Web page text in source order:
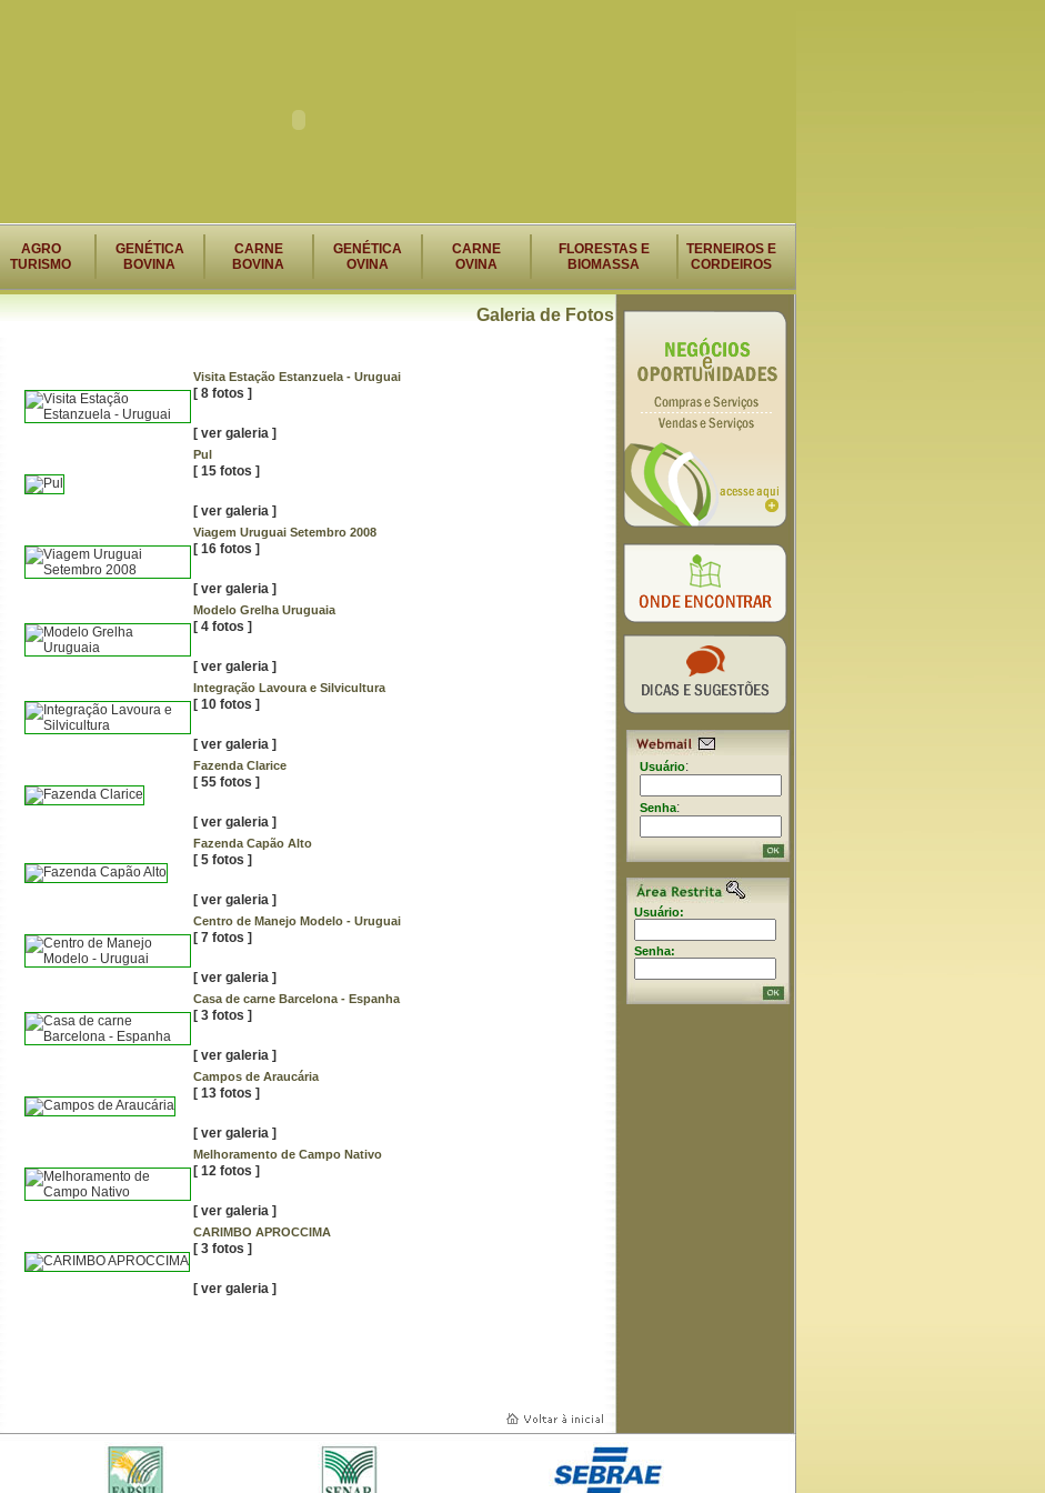
AGRO
TURISMO
GENÉTICA
BOVINA
CARNE
BOVINA
GENÉTICA
OVINA
CARNE
OVINA
FLORESTAS E
BIOMASSA
TERNEIROS E
CORDEIROS
Galeria de Fotos
Visita Estação Estanzuela - Uruguai
[ 8 fotos ]
[ ver galeria]
Pul
[ 15 fotos ]
[ ver galeria]
Viagem Uruguai Setembro 2008
[ 16 fotos ]
[ ver galeria]
Modelo Grelha Uruguaia
[ 4 fotos ]
[ ver galeria]
Integração Lavoura e Silvicultura
[ 10 fotos ]
[ ver galeria]
Fazenda Clarice
[ 55 fotos ]
[ ver galeria]
Fazenda Capão Alto
[ 5 fotos ]
[ ver galeria]
Centro de Manejo Modelo - Uruguai
[ 7 fotos ]
[ ver galeria]
Casa de carne Barcelona - Espanha
[ 3 fotos ]
[ ver galeria]
Campos de Araucária
[ 13 fotos ]
[ ver galeria]
Melhoramento de Campo Nativo
[ 12 fotos ]
[ ver galeria]
CARIMBO APROCCIMA
[ 3 fotos ]
[ ver galeria]
Usuário:
Senha:
Usuário:
Senha: